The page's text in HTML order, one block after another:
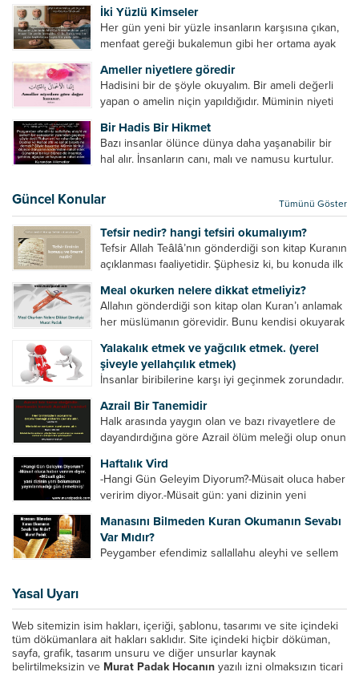
küçümseyeceksiniz. ...
küfretmek, sövmek, onların günah ve kusurlarını
zikretmek ölüye zarar vermez, fayda da vermez....
İki Yüzlü Kimseler
Her gün yeni bir yüzle insanların karşısına çıkan,
menfaat gereği bukalemun gibi her ortama ayak
insan grubudur. Müminlerin yanında mümin gibi
duran,...
Ameller niyetlere göredir
Hadisini bir de şöyle okuyalım. Bir ameli değerli
yapan o amelin niçin yapıldığıdır. Müminin niyeti
namazın hiçbir değeri yoktur. Gösteriş için
okunan ezanın hiçbir...
Bir Hadis Bir Hikmet
Bazı insanlar ölünce dünya daha yaşanabilir bir
hal alır. İnsanların canı, malı ve namusu kurtulur.
kurtulur. Ağaçlar onun zulmünden kurtulur....
Güncel Konular Tümünü Göster
Tefsir nedir? hangi tefsiri okumalıyım?
Tefsir Allah Teâlâ’nın gönderdiği son kitap Kuranın
açıklanması faaliyetidir. Şüphesiz ki, bu konuda ilk
ayetleri peygamber efendimize soruyor. O da
bunları izah ediyor/tefsir ediyordu. “Biz sana...
Meal okurken nelere dikkat etmeliyiz?
Allahın gönderdiği son kitap olan Kuran’ı anlamak
her müslümanın görevidir. Bunu kendisi okuyarak
yollarla anlamaya çalışmalıdır. Meal nedir? Arapça
bir kelime olan meal;...
Yalakalık etmek ve yağcılık etmek. (yerel
şiveyle yellahçılık etmek)
İnsanlar biribilerine karşı iyi geçinmek zorundadır.
makam gücü, nesep gücü, maddi güç, fiziki güç)
diğer insanları ezebiliyor. Normal şartlarda elinde
bu güçler...
Azrail Bir Tanemidir
Halk arasında yaygın olan ve bazı rivayetlere de
dayandırdığına göre Azrail ölüm meleği olup onun
Azrail tek başına aynı anda binlerce insanın
canını...
Haftalık Vird
-Hangi Gün Geleyim Diyorum?-Müsait oluca haber
veririm diyor.-Müsait gün: yani dizinin yeni
efendinin Haftalık Virdi HAFTALIK VİRD Pazartesi
Günü Hangi VİRD var?20:00 Star TV –...
Manasını Bilmeden Kuran Okumanın Sevabı
Var Mıdır?
Peygamber efendimiz sallallahu aleyhi ve sellem
Yasal Uyarı
Web sitemizin isim hakları, içeriği, şablonu, tasarımı ve site içindeki
tüm dökümanlara ait hakları saklıdır. Site içindeki hiçbir döküman,
sayfa, grafik, tasarım unsuru ve diğer unsurlar kaynak
belirtilmeksizin ve Murat Padak Hocanın yazılı izni olmaksızın ticari